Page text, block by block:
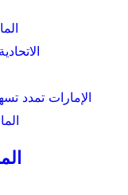
الإمارات تمدد